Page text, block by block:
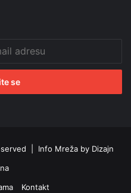
| Info Mreža by Dizajn
Kontakt